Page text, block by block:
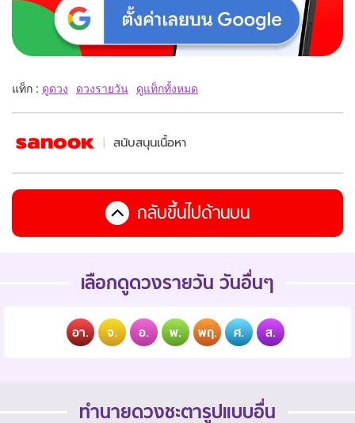
แท็ก : ดูดวง ดวงรายวัน ดูแท็กทั้งหมด
สนับสนุนเนื้อหา
กลับขึ้นไปด้านบน
เลือกดูดวงรายวัน วันอื่นๆ
อา. จ. อ. พ. พฤ. ศ. ส.
ทำนายดวงชะตารูปแบบอื่น